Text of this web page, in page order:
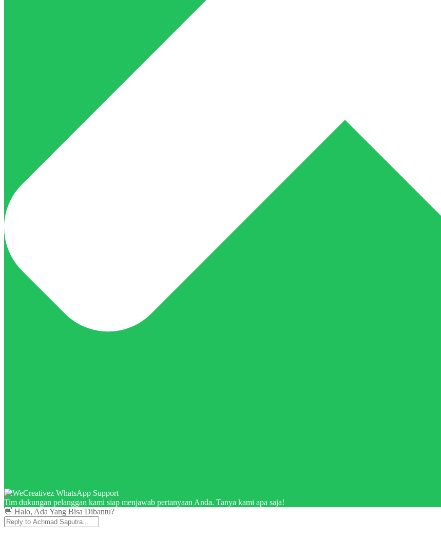
Tim dukungan pelanggan kami siap menjawab pertanyaan Anda. Tanya kami apa saja!
👋 Halo, Ada Yang Bisa Dibantu?